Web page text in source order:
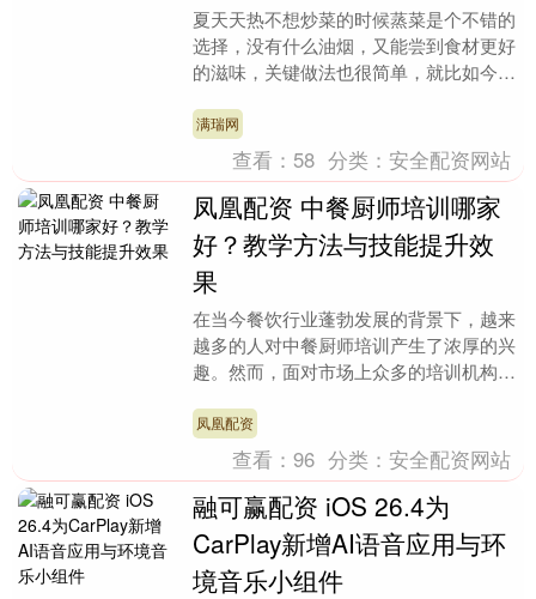
夏天天热不想炒菜的时候蒸菜是个不错的
选择，没有什么油烟，又能尝到食材更好
的滋味，关键做法也很简单，就比如今天
丸、丝瓜和粉丝，....
满瑞网
查看： 58 分类：安全配资网站
凤凰配资 中餐厨师培训哪家
好？教学方法与技能提升效
果
在当今餐饮行业蓬勃发展的背景下，越来
越多的人对中餐厨师培训产生了浓厚的兴
趣。然而，面对市场上众多的培训机构，
问。今天，我们就....
凤凰配资
查看：96 分类：安全配资网站
融可赢配资 iOS 26.4为
CarPlay新增AI语音应用与环
境音乐小组件